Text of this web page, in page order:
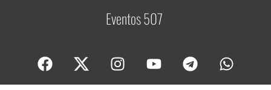
Eventos 507C